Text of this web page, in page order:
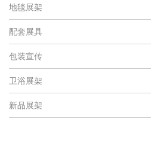
地毯展架
配套展具
包装宣传
卫浴展架
新品展架